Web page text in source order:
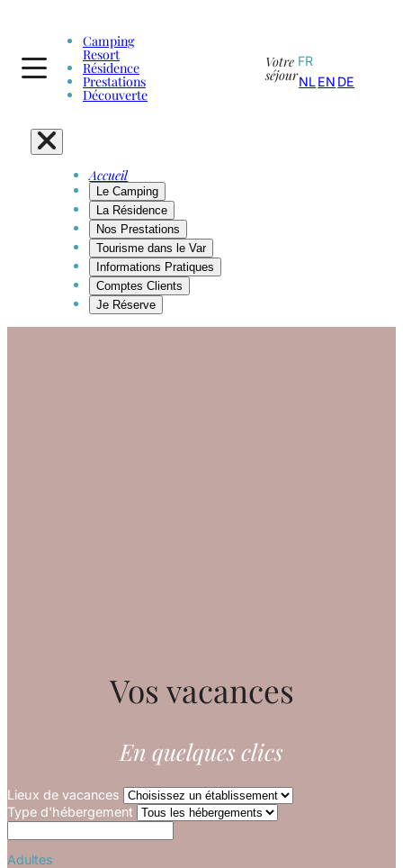
Camping
Resort
Résidence
Prestations
Découverte
Votre
séjour
FR
NL EN DE
Accueil
Le Camping
La Résidence
Nos Prestations
Tourisme dans le Var
Informations Pratiques
Comptes Clients
Je Réserve
Vos vacances
En quelques clics
Lieux de vacances
Type d'hébergement
Adultes